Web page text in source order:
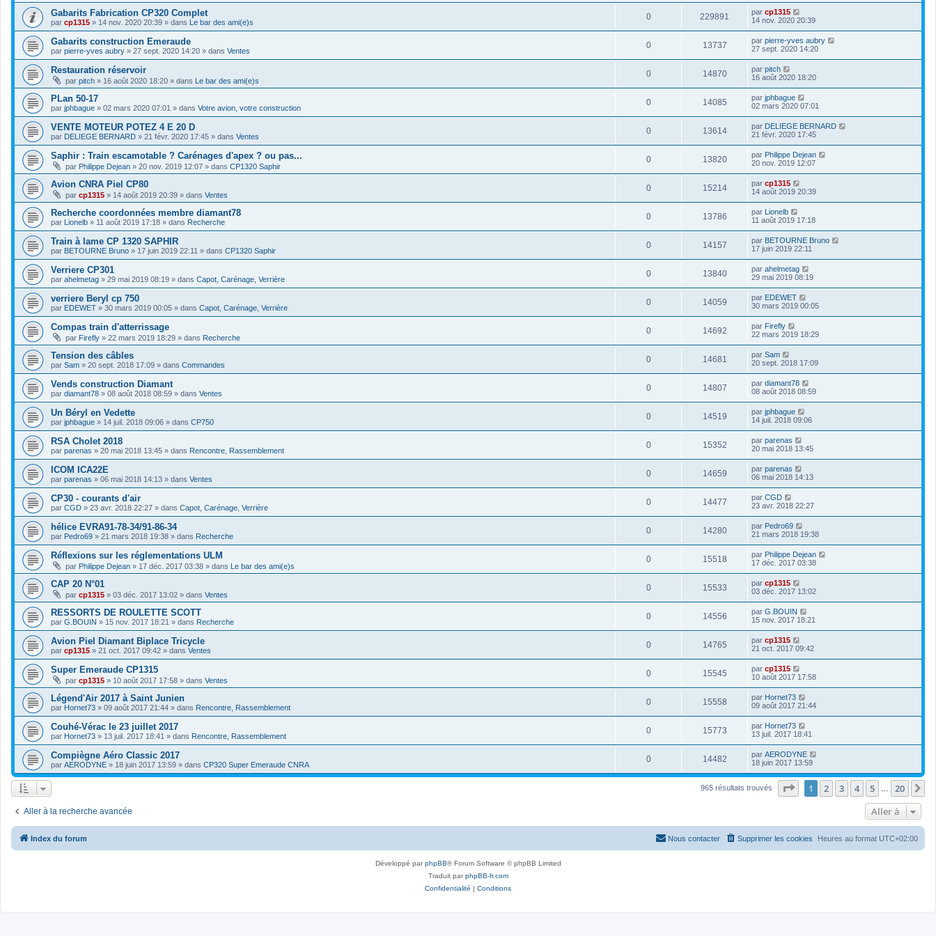
Gabarits Fabrication CP320 Complet
par cp1315 » 14 nov. 2020 20:39 » dans Le bar des ami(e)s
0 229891 par cp1315
14 nov. 2020 20:39
Gabarits construction Emeraude
par pierre-yves aubry » 27 sept. 2020 14:20 » dans Ventes
0 13737 par pierre-yves aubry
27 sept. 2020 14:20
Restauration réservoir
par pitch » 16 août 2020 18:20 » dans Le bar des ami(e)s
0 14870 par pitch
16 août 2020 18:20
PLan 50-17
par jphbague » 02 mars 2020 07:01 » dans Votre avion, votre construction
0 14085 par jphbague
02 mars 2020 07:01
VENTE MOTEUR POTEZ 4 E 20 D
par DELIEGE BERNARD » 21 févr. 2020 17:45 » dans Ventes
0 13614 par DELIEGE BERNARD
21 févr. 2020 17:45
Saphir : Train escamotable ? Carénages d'apex ? ou pas...
par Philippe Dejean » 20 nov. 2019 12:07 » dans CP1320 Saphir
0 13820 par Philippe Dejean
20 nov. 2019 12:07
Avion CNRA Piel CP80
par cp1315 » 14 août 2019 20:39 » dans Ventes
0 15214 par cp1315
14 août 2019 20:39
Recherche coordonnées membre diamant78
par Lionelb » 11 août 2019 17:18 » dans Recherche
0 13786 par Lionelb
11 août 2019 17:18
Train à lame CP 1320 SAPHIR
par BETOURNE Bruno » 17 juin 2019 22:11 » dans CP1320 Saphir
0 14157 par BETOURNE Bruno
17 juin 2019 22:11
Verriere CP301
par ahelmetag » 29 mai 2019 08:19 » dans Capot, Carénage, Verrière
0 13840 par ahelmetag
29 mai 2019 08:19
verriere Beryl cp 750
par EDEWET » 30 mars 2019 00:05 » dans Capot, Carénage, Verrière
0 14059 par EDEWET
30 mars 2019 00:05
Compas train d'atterrissage
par Firefly » 22 mars 2019 18:29 » dans Recherche
0 14692 par Firefly
22 mars 2019 18:29
Tension des câbles
par Sam » 20 sept. 2018 17:09 » dans Commandes
0 14681 par Sam
20 sept. 2018 17:09
Vends construction Diamant
par diamant78 » 08 août 2018 08:59 » dans Ventes
0 14807 par diamant78
08 août 2018 08:59
Un Béryl en Vedette
par jphbague » 14 juil. 2018 09:06 » dans CP750
0 14519 par jphbague
14 juil. 2018 09:06
RSA Cholet 2018
par parenas » 20 mai 2018 13:45 » dans Rencontre, Rassemblement
0 15352 par parenas
20 mai 2018 13:45
ICOM ICA22E
par parenas » 06 mai 2018 14:13 » dans Ventes
0 14659 par parenas
06 mai 2018 14:13
CP30 - courants d'air
par CGD » 23 avr. 2018 22:27 » dans Capot, Carénage, Verrière
0 14477 par CGD
23 avr. 2018 22:27
hélice EVRA91-78-34/91-86-34
par Pedro69 » 21 mars 2018 19:38 » dans Recherche
0 14280 par Pedro69
21 mars 2018 19:38
Réflexions sur les réglementations ULM
par Philippe Dejean » 17 déc. 2017 03:38 » dans Le bar des ami(e)s
0 15518 par Philippe Dejean
17 déc. 2017 03:38
CAP 20 N°01
par cp1315 » 03 déc. 2017 13:02 » dans Ventes
0 15533 par cp1315
03 déc. 2017 13:02
RESSORTS DE ROULETTE SCOTT
par G.BOUIN » 15 nov. 2017 18:21 » dans Recherche
0 14556 par G.BOUIN
15 nov. 2017 18:21
Avion Piel Diamant Biplace Tricycle
par cp1315 » 21 oct. 2017 09:42 » dans Ventes
0 14765 par cp1315
21 oct. 2017 09:42
Super Emeraude CP1315
par cp1315 » 10 août 2017 17:58 » dans Ventes
0 15545 par cp1315
10 août 2017 17:58
Légend'Air 2017 à Saint Junien
par Hornet73 » 09 août 2017 21:44 » dans Rencontre, Rassemblement
0 15558 par Hornet73
09 août 2017 21:44
Couhé-Vérac le 23 juillet 2017
par Hornet73 » 13 juil. 2017 18:41 » dans Rencontre, Rassemblement
0 15773 par Hornet73
13 juil. 2017 18:41
Compiègne Aéro Classic 2017
par AERODYNE » 18 juin 2017 13:59 » dans CP320 Super Emeraude CNRA
0 14482 par AERODYNE
18 juin 2017 13:59
965 résultats trouvés Page sur20
1 2 3 4 5 20
Aller à la recherche avancée Aller à
Index du forum Heures au format UTC+02:00
Supprimer les cookies
Nous contacter
Développé parphpBB® Forum Software © phpBB Limited
Traduit parphpBB-fr.com
Confidentialité | Conditions